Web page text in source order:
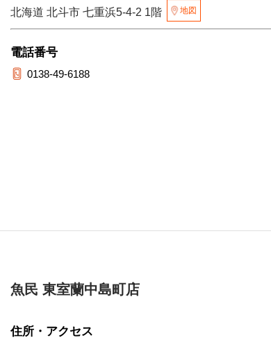
北海道 北斗市 七重浜5-4-2 1階 地図
電話番号
0138-49-6188
魚民 東室蘭中島町店
住所・アクセス